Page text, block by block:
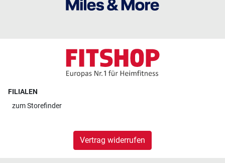
FILIALEN
zumStorefinder
Vertrag widerrufen